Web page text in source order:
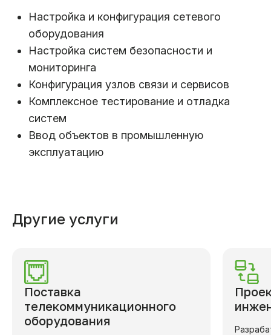
Настройка и конфигурация сетевого
оборудования
Настройка систем безопасности и
мониторинга
Конфигурация узлов связи и сервисов
Комплексное тестирование и отладка
систем
Ввод объектов в промышленную
эксплуатацию
Другие услуги
Поставка
телекоммуникационного
оборудования